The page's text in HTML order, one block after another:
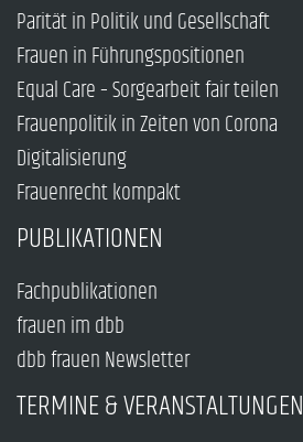
Parität in Politik und Gesellschaft
Frauen in Führungspositionen
Equal Care – Sorgearbeit fair teilen
Frauenpolitik in Zeiten von Corona
Digitalisierung
Frauenrecht kompakt
PUBLIKATIONEN
Fachpublikationen
frauen im dbb
dbb frauen Newsletter
TERMINE & VERANSTALTUNGEN